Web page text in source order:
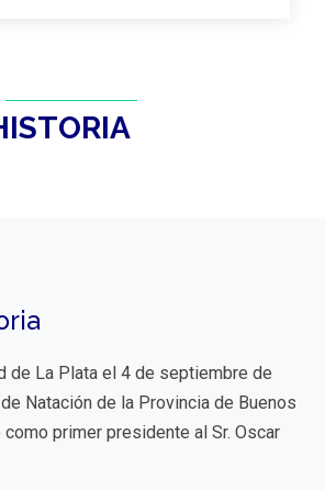
de La Plata el 4 de septiembre de
Natación de la Provincia de Buenos
primer presidente al Sr. Oscar